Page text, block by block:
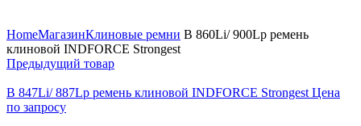
HomeМагазинКлиновые ремни B 860Li/ 900Lp ремень
клиновой INDFORCE Strongest
Предыдущий товар
B 847Li/ 887Lp ремень клиновой INDFORCE Strongest Цена
по запросу